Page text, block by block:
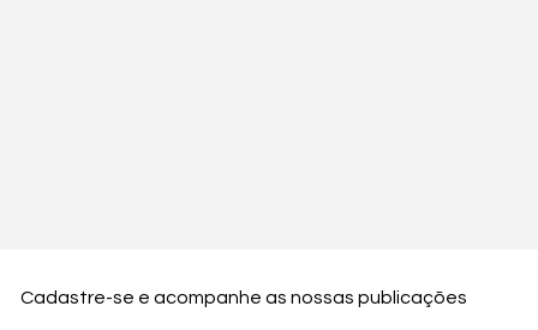
Cadastre-se e acompanhe as nossas publicações